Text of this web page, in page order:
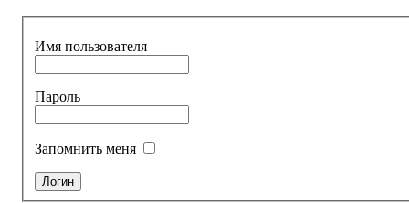
Имя пользователя
Пароль
Запомнить меня